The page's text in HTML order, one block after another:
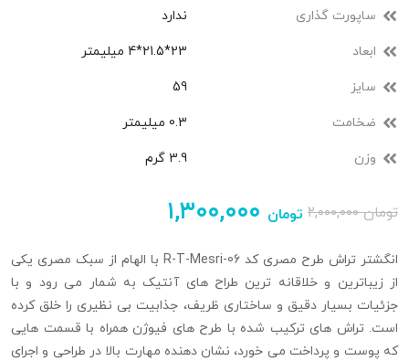
ساپورت گذاری ندارد
ابعاد 23*21.5*4 میلیمتر
سایز 59
ضخامت 0.3 میلیمتر
وزن 3.9 گرم
۲,۰۰۰,۰۰۰تومان ۱,۳۰۰,۰۰۰ تومان
انگشتر تراش طرح مصری کد R-T-Mesri-06 با الهام از سبک مصری یکی
از زیباترین و خلاقانه ترین طراح های آنتیک به شمار می رود و با
جزئیات بسیار دقیق و ساختاری ظریف، جذابیت بی نظیری را خلق کرده
است. تراش های ترکیب شده با طرح های فیوژن همراه با قسمت هایی
که پوست و پرداخت می خورد، نشان‌ دهنده مهارت بالا در طراحی و اجرای